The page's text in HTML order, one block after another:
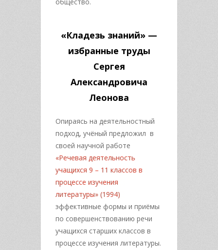
«Кладезь знаний» —
избранные труды
Сергея
Александровича
Леонова
Опираясь на деятельностный
подход, учёный предложил в
своей научной работе
«Речевая деятельность
учащихся 9 – 11 классов в
процессе изучения
литературы» (1994)
эффективные формы и приёмы
по совершенствованию речи
учащихся старших классов в
процессе изучения литературы.